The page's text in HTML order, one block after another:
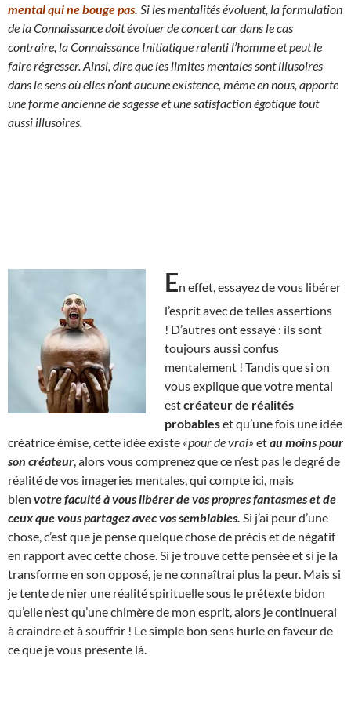
mental qui ne bouge pas. Si les mentalités évoluent, la formulation
de la Connaissance doit évoluer de concert car dans le cas
contraire, la Connaissance Initiatique ralenti l’homme et peut le
faire régresser. Ainsi, dire que les limites mentales sont illusoires
dans le sens où elles n’ont aucune existence, même en nous , apporte
une forme ancienne de sagesse et une satisfaction égotique tout
aussi illusoires.
En effet, essayez de vous libérer
l’esprit avec de telles assertions
! D’autres ont essayé : ils sont
toujours aussi confus
mentalement ! Tandis que si on
vous explique que votre mental
estcréateur de réalités
probableset qu’une fois une idée
créatrice émise, cette idée existe «pour de vrai» etau moins pour
son créateur , alors vous comprenez que ce n’est pas le degré de
réalité de vos imageries mentales, qui compte ici, mais
bien votre faculté à vous libérer de vos propres fantasmes et de
ceux que vous partagez avec vos semblables. Si j’ai peur d’une
chose, c’est que je pense quelque chose de précis et de négatif
en rapport avec cette chose. Si je trouve cette pensée et si je la
transforme en son opposé, je ne connaîtrai plus la peur. Mais si
je tente de nier une réalité spirituelle sous le prétexte bidon
qu’elle n’est qu’une chimère de mon esprit, alors je continuerai
à craindre et à souffrir ! Le simple bon sens hurle en faveur de
ce que je vous présente là.